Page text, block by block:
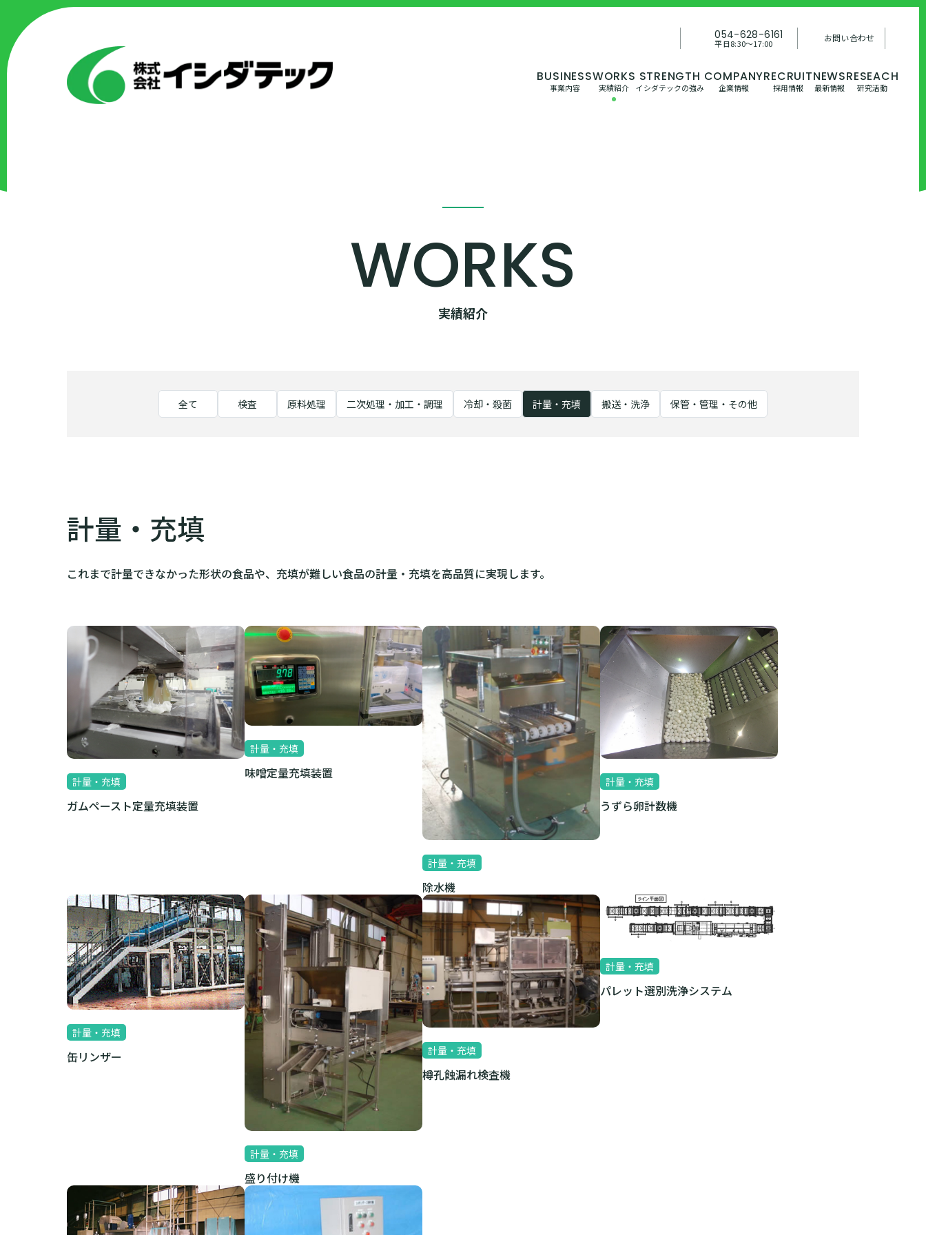
事業内容 実績紹介 イシダテックの強み 企業情報 採用情報 最新情報 研究活動
054-628-6161
平日8:30〜17:00 お問い合わせ
実績紹介
全て 検査 原料処理 二次処理・加工・調理 冷却・殺菌 計量・充填 搬送・洗浄 保管・管理・その他
計量・充填
これまで計量できなかった形状の食品や、充填が難しい食品の計量・充填を高品質に実現します。
計量・充填
ガムペースト定量充填装置
計量・充填
味噌定量充填装置
計量・充填
除水機
計量・充填
うずら卵計数機
計量・充填
缶リンザー
計量・充填
盛り付け機
計量・充填
樽孔蝕漏れ検査機
計量・充填
パレット選別洗浄システム